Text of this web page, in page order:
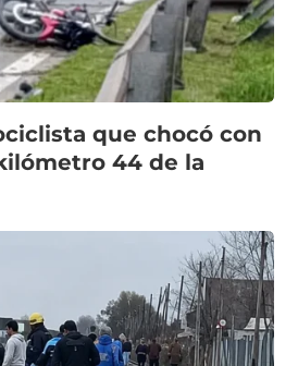
que chocó con
44 de la